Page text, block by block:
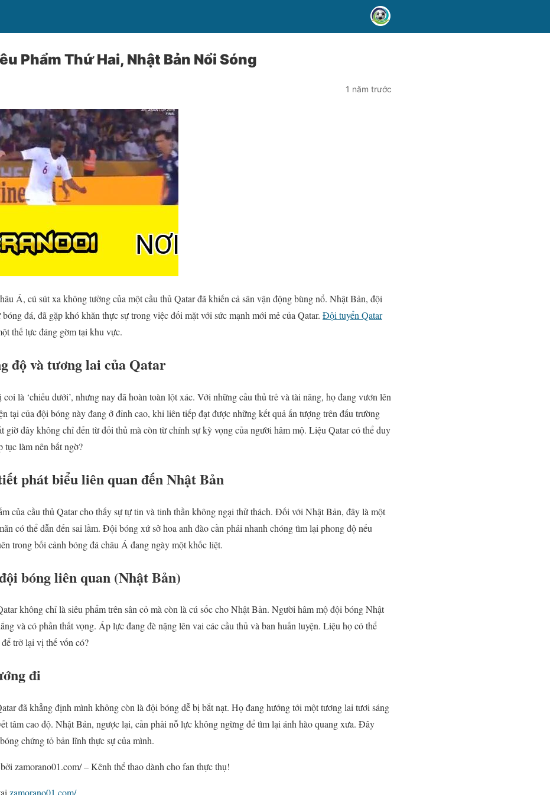
Phẩm Thứ Hai, Nhật Bản Nổi Sóng
1 năm trước
Á, cú sút xa không tưởng của một cầu thủ Qatar đã khiến cả sân vận động bùng nổ. Nhật Bản, đội
đá, đã gặp khó khăn thực sự trong việc đối mặt với sức mạnh mới mẻ của Qatar. Đội tuyển Qatar
thế lực đáng gờm tại khu vực.
độ và tương lai của Qatar
là ‘chiếu dưới’, nhưng nay đã hoàn toàn lột xác. Với những cầu thủ trẻ và tài năng, họ đang vươn lên
tại của đội bóng này đang ở đỉnh cao, khi liên tiếp đạt được những kết quả ấn tượng trên đấu trường
giờ đây không chỉ đến từ đối thủ mà còn từ chính sự kỳ vọng của người hâm mộ. Liệu Qatar có thể duy
tục làm nên bất ngờ?
phát biểu liên quan đến Nhật Bản
của cầu thủ Qatar cho thấy sự tự tin và tinh thần không ngại thử thách. Đối với Nhật Bản, đây là một
có thể dẫn đến sai lầm. Đội bóng xứ sở hoa anh đào cần phải nhanh chóng tìm lại phong độ nếu
trong bối cảnh bóng đá châu Á đang ngày một khốc liệt.
bóng liên quan (Nhật Bản)
không chỉ là siêu phẩm trên sân cỏ mà còn là cú sốc cho Nhật Bản. Người hâm mộ đội bóng Nhật
và có phần thất vọng. Áp lực đang đè nặng lên vai các cầu thủ và ban huấn luyện. Liệu họ có thể
trở lại vị thế vốn có?
đi
đã khẳng định mình không còn là đội bóng dễ bị bắt nạt. Họ đang hướng tới một tương lai tươi sáng
tâm cao độ. Nhật Bản, ngược lại, cần phải nỗ lực không ngừng để tìm lại ánh hào quang xưa. Đây
chứng tỏ bản lĩnh thực sự của mình.
zamorano01.com/ – Kênh thể thao dành cho fan thực thụ!
zamorano01.com/